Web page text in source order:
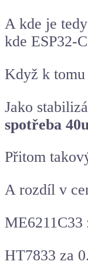
A kde je
kde ESP32-
Když k
Jako
spotřeba
Přitom
A rozdíl v
ME6211C33
HT7833 za